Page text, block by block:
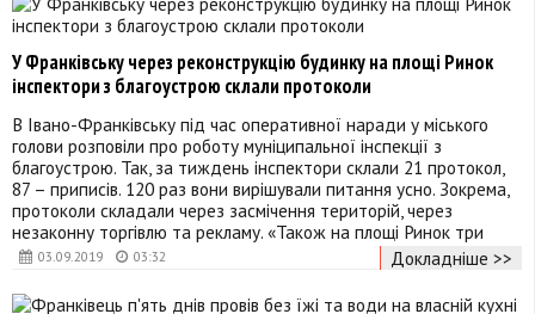
03.09.2019 03:32
У Франківську через реконструкцію будинку на площі Ринок
інспектори з благоустрою склали протоколи
В Івано-Франківську під час оперативної наради у міського
голови розповіли про роботу муніципальної інспекції з
благоустрою. Так, за тиждень інспектори склали 21 протокол,
87 – приписів. 120 раз вони вирішували питання усно. Зокрема,
протоколи складали через засмічення територій, через
незаконну торгівлю та рекламу. «Також на площі Ринок три
Докладніше >>